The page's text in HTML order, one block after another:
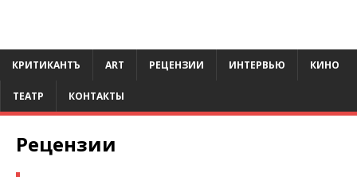
КРИТИКАНТЪ ART РЕЦЕНЗИИ ИНТЕРВЬЮ КИНО
ТЕАТР КОНТАКТЫ
Рецензии